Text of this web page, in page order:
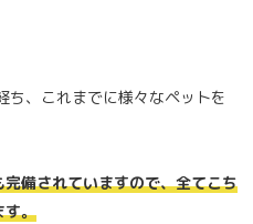
、これまでに様々なペットを
備されていますので、全てこち
す。